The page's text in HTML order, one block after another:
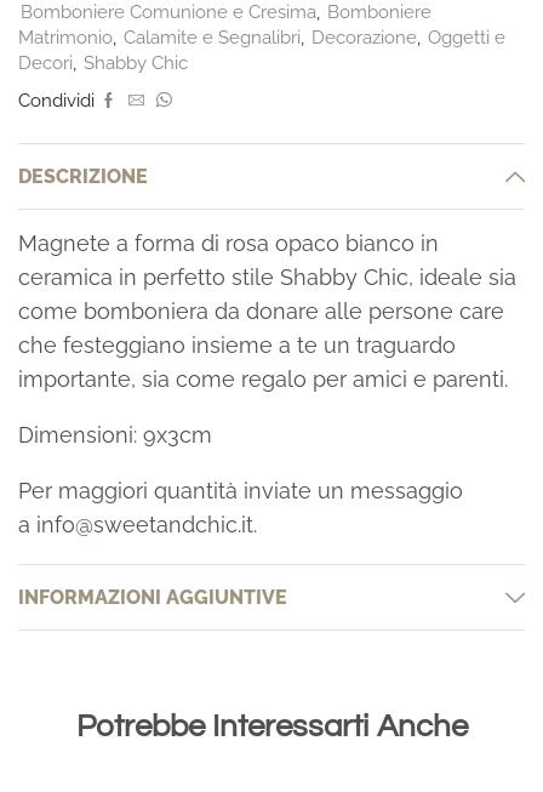
Bomboniere Comunione e Cresima
Bomboniere
Matrimonio Calamite e Segnalibri Decorazione Oggetti e
Decori Shabby Chic
Condividi
DESCRIZIONE
Magnete a forma di rosa opaco bianco in
ceramica in perfetto stile Shabby Chic, ideale sia
come bomboniera da donare alle persone care
che festeggiano insieme a te un traguardo
importante, sia come regalo per amici e parenti.
Dimensioni: 9x3cm
Per maggiori quantità inviate un messaggio
a info@sweetandchic.it.
INFORMAZIONI AGGIUNTIVE
Potrebbe Interessarti Anche